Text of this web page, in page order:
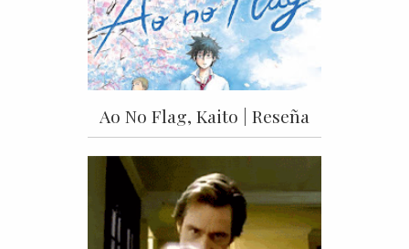
Ao No Flag, Kaito | Reseña